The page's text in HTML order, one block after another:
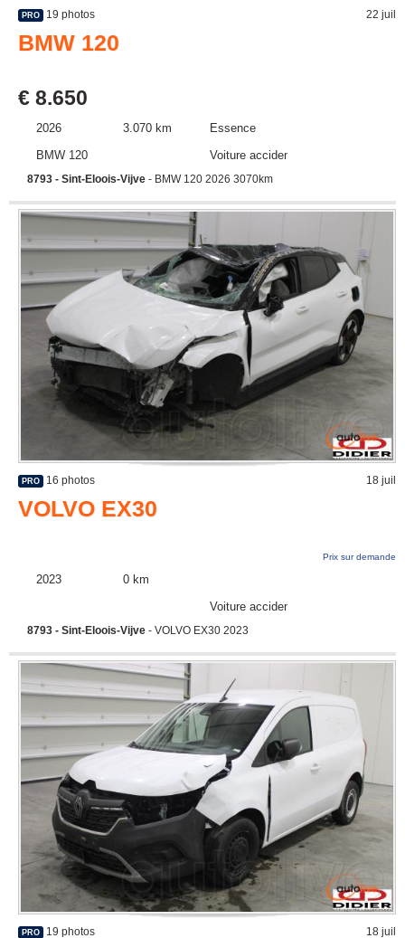
PRO 19 photos 22 juil
BMW 120
€ 8.650
2026 3.070 km
Essence
BMW 120
Voiture accidentée
8793 - Sint-Eloois-Vijve - BMW 120 2026 3070km
PRO 16 photos 18 juil
VOLVO EX30
Prix sur demande
2023
0 km
Voiture accidentée
8793 - Sint-Eloois-Vijve - VOLVO EX30 2023
PRO 19 photos 18 juil